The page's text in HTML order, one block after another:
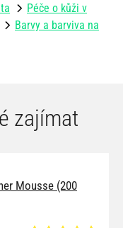
Péče o kůži v
Barvy a barviva na
zajímat
Mousse (200